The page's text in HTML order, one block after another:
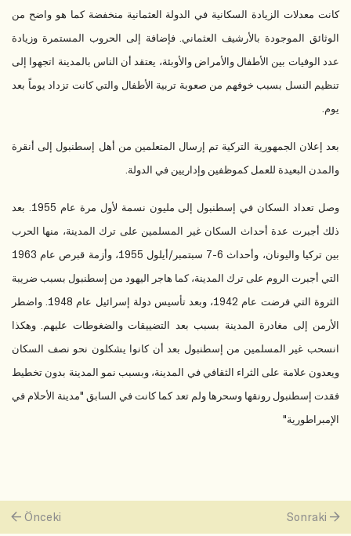
كانت معدلات الزيادة السكانية في الدولة العثمانية منخفضة كما هو واضح من
الوثائق الموجودة بالأرشيف العثماني. فإضافة إلى الحروب المستمرة وزيادة
عدد الوفيات بين الأطفال والأمراض والأوبئة، يعتقد أن الناس بالمدينة اتجهوا إلى
تنظيم النسل بسبب خوفهم من صعوبة تربية الأطفال والتي كانت تزداد يوماً بعد
يوم.
بعد إعلان الجمهورية التركية تم إرسال المتعلمين من أهل إسطنبول إلى أنقرة
والمدن البعيدة للعمل كموظفين وإداريين في الدولة.
وصل تعداد السكان في إسطنبول إلى مليون نسمة لأول مرة عام 1955. بعد
ذلك أجبرت عدة أحداث السكان غير المسلمين على ترك المدينة، منها الحرب
بين تركيا واليونان، وأحداث 6-7 سبتمبر/أيلول 1955، وأزمة قبرص عام 1963
التي أجبرت الروم على ترك المدينة، كما هاجر اليهود من إسطنبول بسبب ضريبة
الثروة التي فرضت عام 1942، وبعد تأسيس دولة إسرائيل عام 1948. واضطر
الأرمن إلى مغادرة المدينة بسبب بعد التضييقات والضغوطات عليهم. وهكذا
انسحب غير المسلمين من إسطنبول بعد أن كانوا يشكلون نحو نصف السكان
ويعدون علامة على الثراء الثقافي في المدينة، وبسبب نمو المدينة بدون تخطيط
فقدت إسطنبول رونقها وسحرها ولم تعد كما كانت في السابق "مدينة الأحلام في
الإمبراطورية"
Önceki Sonraki